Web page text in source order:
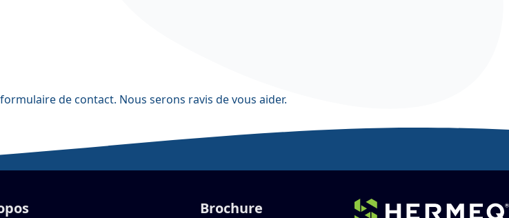
formulaire de contact. Nous serons ravis de vous aider.
Brochure